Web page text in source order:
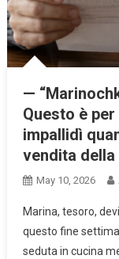
—
Questo è
impallidì
vendita della
May 10, 2026
Marina, tesoro,
questo fine
seduta in cucina